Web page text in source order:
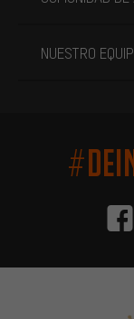
NUESTRO